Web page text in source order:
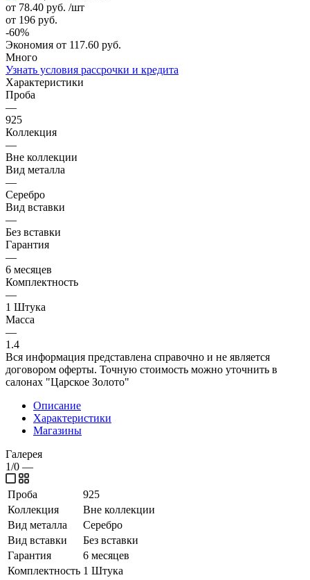
от 78.40 руб. /шт
от 196 руб.
-60%
Экономия от 117.60 руб.
Много
Узнать условия рассрочки и кредита
Характеристики
Проба
—
925
Коллекция
—
Вне коллекции
Вид металла
—
Серебро
Вид вставки
—
Без вставки
Гарантия
—
6 месяцев
Комплектность
—
1 Штука
Масса
—
1.4
Вся информация представлена справочно и не является
договором оферты. Точную стоимость можно уточнить в
салонах "Царское Золото"
Описание
Характеристики
Магазины
Галерея
1/0 —
Проба
925
Коллекция
Вне коллекции
Вид металла
Серебро
Вид вставки
Без вставки
Гарантия
6 месяцев
Комплектность 1 Штука